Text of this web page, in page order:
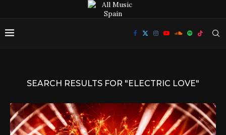
SEARCH RESULTS FOR "ELECTRIC LOVE"